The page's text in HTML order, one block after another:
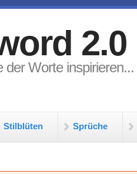
2.0
der Worte inspirieren...
Stilblüten Sprüche